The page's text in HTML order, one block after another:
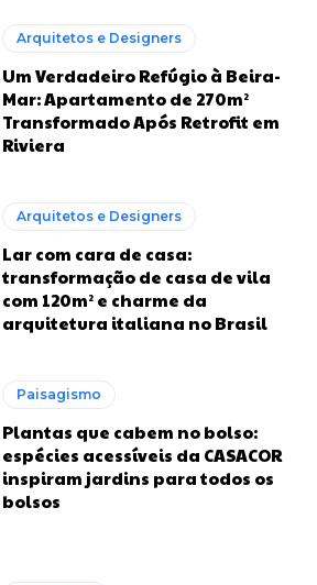
Arquitetos e Designers
Um Verdadeiro Refúgio à Beira-
Mar: Apartamento de 270m²
Transformado Após Retrofit em
Riviera
Arquitetos e Designers
Lar com cara de casa:
transformação de casa de vila
com 120m² e charme da
arquitetura italiana no Brasil
Paisagismo
Plantas que cabem no bolso:
espécies acessíveis da CASACOR
inspiram jardins para todos os
bolsos